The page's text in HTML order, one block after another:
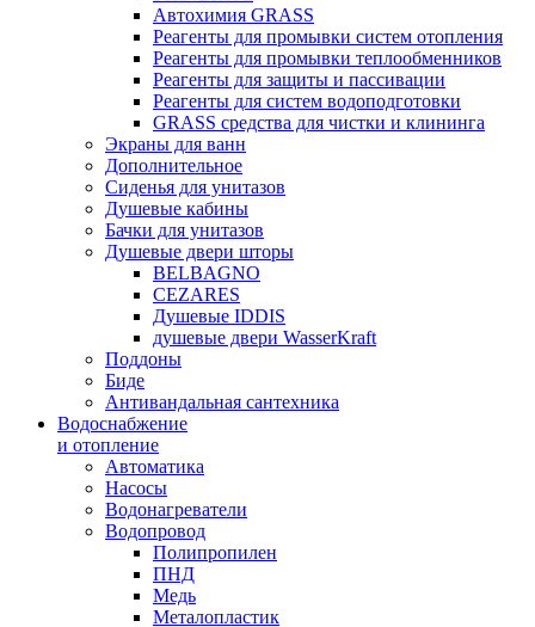
Автохимия GRASS
Реагенты для промывки систем отопления
Реагенты для промывки теплообменников
Реагенты для защиты и пассивации
Реагенты для систем водоподготовки
GRASS средства для чистки и клининга
Экраны для ванн
Дополнительное
Сиденья для унитазов
Душевые кабины
Бачки для унитазов
Душевые двери шторы
BELBAGNO
CEZARES
Душевые IDDIS
душевые двери WasserKraft
Поддоны
Биде
Антивандальная сантехника
Водоснабжение
и отопление
Автоматика
Насосы
Водонагреватели
Водопровод
Полипропилен
ПНД
Медь
Металопластик